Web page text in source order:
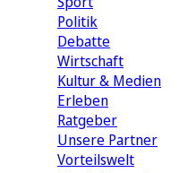
Politik
Debatte
Wirtschaft
Kultur & Medien
Erleben
Ratgeber
Unsere Partner
Vorteilswelt